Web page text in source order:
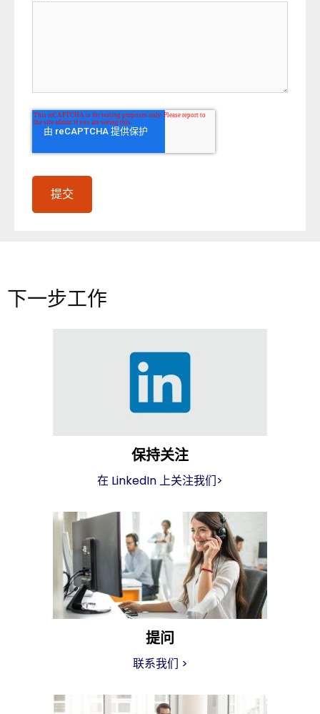
下一步工作
保持关注
在 LinkedIn 上关注我们>
提问
联系我们 >